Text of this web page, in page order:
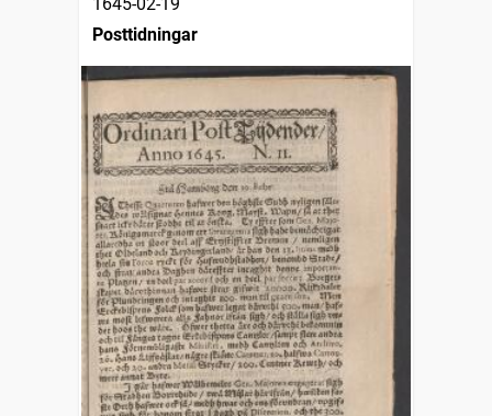
Posttidningar